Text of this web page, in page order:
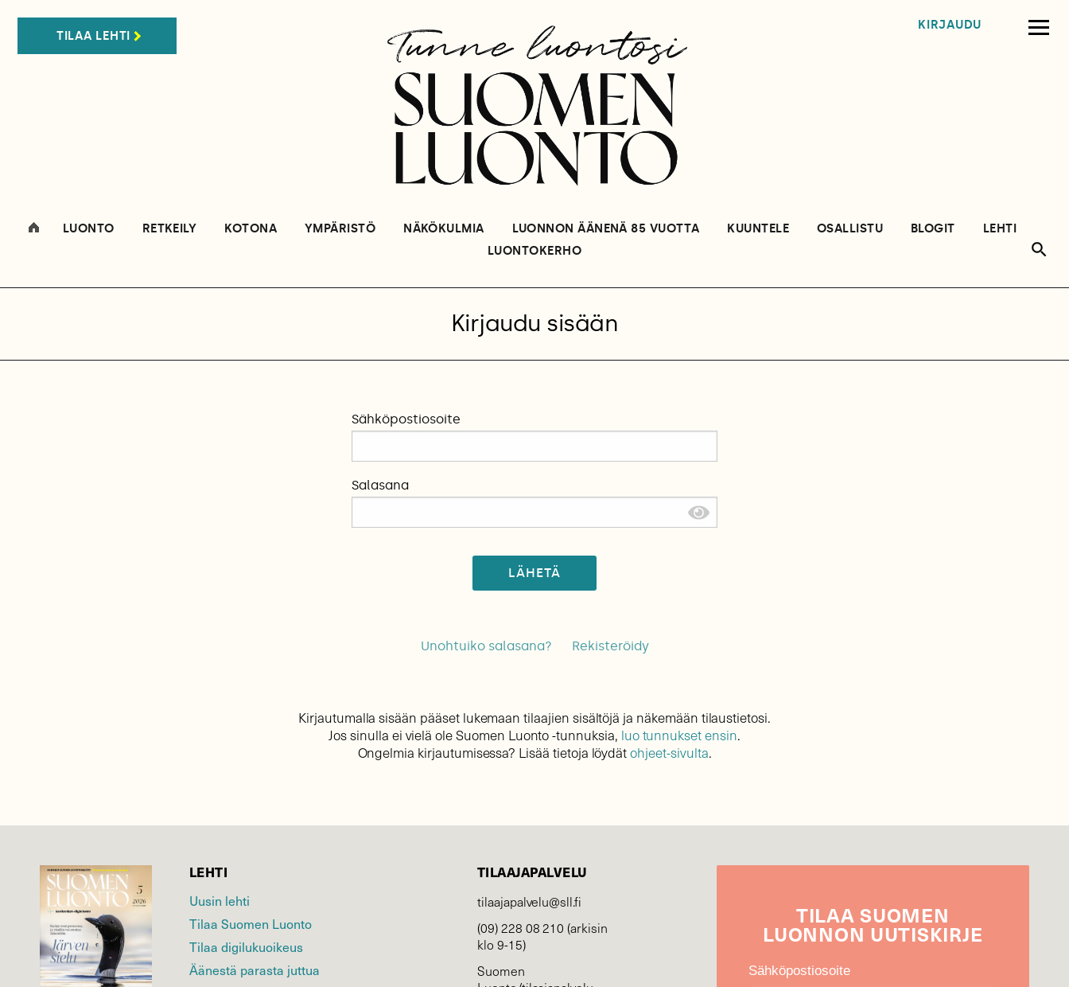
TILAA LEHTI
KIRJAUDU
LUONTO RETKEILY KOTONA YMPÄRISTÖ NÄKÖKULMIA LUONNON ÄÄNENÄ 85 VUOTTA KUUNTELE OSALLISTU BLOGIT
LEHTI
LUONTOKERHO
Kirjaudu sisään
Sähköpostiosoite
Salasana
LÄHETÄ
Unohtuiko salasana? Rekisteröidy
Kirjautumalla sisään pääset lukemaan tilaajien sisältöjä ja näkemään tilaustietosi.
Jos sinulla ei vielä ole Suomen Luonto -tunnuksia, luo tunnukset ensin.
Ongelmia kirjautumisessa? Lisää tietoja löydätohjeet-sivulta.
LEHTI
Uusin lehti
Tilaa Suomen Luonto
Tilaa digilukuoikeus
Äänestä parasta juttua
TILAAJAPALVELU
tilaajapalvelu@sll.fi
(09) 228 08 210 (arkisin
klo 9-15)
Suomen
TILAASUOMEN
LUONNON UUTIS­KIRJE
Sähköpostiosoite